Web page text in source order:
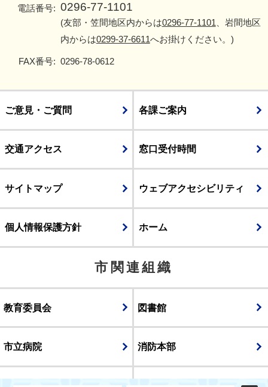
電話番号: 0296-77-1101
(友部・笠間地区内からは0296-77-1101 、岩間地区
内からは0299-37-6611へお掛けください。)
FAX番号: 0296-78-0612
ご意見・ご質問 各課ご案内
交通アクセス 窓口受付時間
サイトマップ ウェブアクセシビリティ
個人情報保護方針 ホーム
市関連組織
教育委員会 図書館
市立病院 消防本部